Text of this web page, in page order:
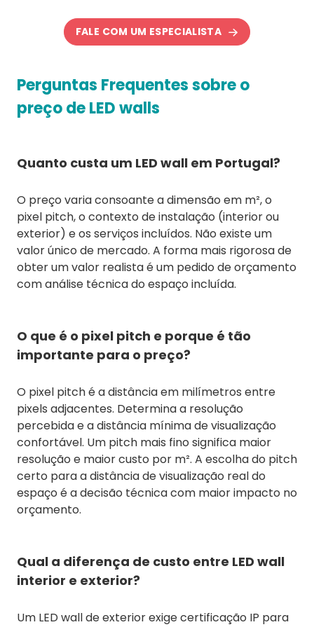
FALE COM UM ESPECIALISTA
Perguntas Frequentes sobre o
preço de LED walls
Quanto custa um LED wall em Portugal?
O preço varia consoante a dimensão em m², o
pixel pitch, o contexto de instalação (interior ou
exterior) e os serviços incluídos. Não existe um
valor único de mercado. A forma mais rigorosa de
obter um valor realista é um pedido de orçamento
com análise técnica do espaço incluída.
O que é o pixel pitch e porque é tão
importante para o preço?
O pixel pitch é a distância em milímetros entre
pixels adjacentes. Determina a resolução
percebida e a distância mínima de visualização
confortável. Um pitch mais fino significa maior
resolução e maior custo por m². A escolha do pitch
certo para a distância de visualização real do
espaço é a decisão técnica com maior impacto no
orçamento.
Qual a diferença de custo entre LED wall
interior e exterior?
Um LED wall de exterior exige certificação IP para